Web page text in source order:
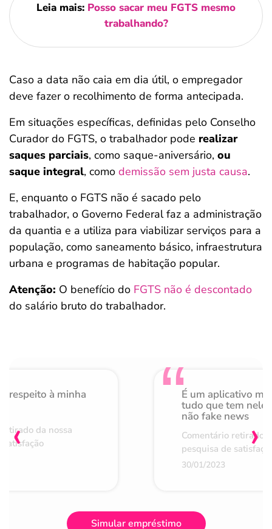
Leia mais: Posso sacar meu FGTS mesmo
trabalhando?
Caso a data não caia em dia útil, o empregador
deve fazer o recolhimento de forma antecipada.
Em situações específicas, definidas pelo Conselho
Curador do FGTS, o trabalhador pode realizar
saques parciais, como saque-aniversário, ou
saque integral, como demissão sem justa causa.
E, enquanto o FGTS não é sacado pelo
trabalhador, o Governo Federal faz a administração
da quantia e a utiliza para viabilizar serviços para a
população, como saneamento básico, infraestrutura
urbana e programas de habitação popular.
Atenção: O benefício do FGTS não é descontado
do salário bruto do trabalhador.
respeito à minha
da nossa
É um aplicativo
tudo que tem nele
não fake news
Comentário retirado
pesquisa de
30/01/2023
‹ ›
Simular empréstimo